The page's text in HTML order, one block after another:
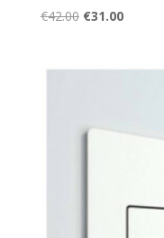
€42.00 Original
€31.00Current